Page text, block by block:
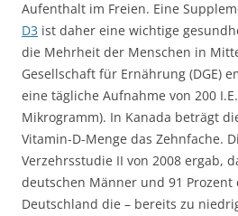
Aufenthalt im Freien. Eine
D3 ist daher eine wichtige
die Mehrheit der Menschen in
Gesellschaft für Ernährung (DGE)
eine tägliche Aufnahme von 200
Mikrogramm). In Kanada beträgt
Vitamin-D-Menge das Zehnfache.
Verzehrsstudie II von 2008 ergab,
deutschen Männer und 91 Prozent
Deutschland die – bereits zu